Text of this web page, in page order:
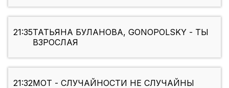
21:35ТАТЬЯНА БУЛАНОВА, GONOPOLSKY - ТЫ
ВЗРОСЛАЯ
21:32МОТ - СЛУЧАЙНОСТИ НЕ СЛУЧАЙНЫ